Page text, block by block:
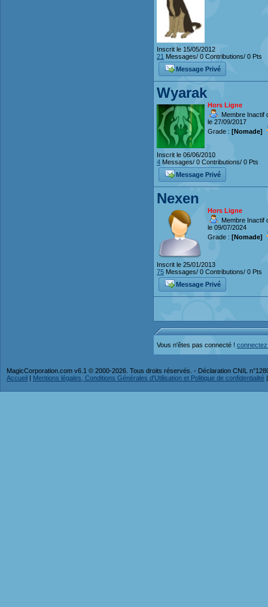
Inscrit le 15/05/2012
21 Messages/ 0 Contributions/ 0 Pts
Message Privé
Wyarak
Hors Ligne
Membre Inactif
le 27/09/2017
Grade : [Nomade]
Inscrit le 06/06/2010
4 Messages/ 0 Contributions/ 0 Pts
Message Privé
Nexen
Hors Ligne
Membre Inactif
le 09/07/2024
Grade : [Nomade]
Inscrit le 25/01/2013
75 Messages/ 0 Contributions/ 0 Pts
Message Privé
Vous n'êtes pas connecté !
MagicCorporation.com v6.1 © 2000-2026. Tous droits réservés. - Déclaration CNIL
Accueil | Mentions légales, Conditions Générales d'Utilisation et Politique de confidentialité